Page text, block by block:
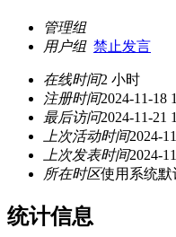
管理组
用户组 禁止发言
在线时间2 小时
注册时间2024-11-18
最后访问2024-11-21
上次活动时间2024-
上次发表时间2024-
所在时区使用系统默
统计信息